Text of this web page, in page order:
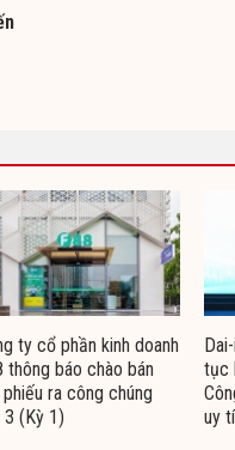
ty cổ phần kinh doanh
thông báo chào bán
ra công chúng
(Kỳ 1)
tục
uy